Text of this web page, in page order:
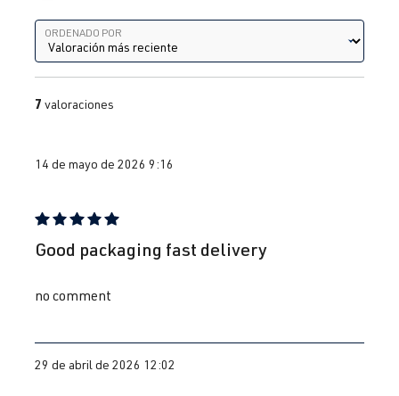
Ordenado por
ORDENADO POR
7 valoraciones
14 de mayo de 2026 9:16
Reseña con calificación de 5 de 5 estrellas
Good packaging fast delivery
no comment
29 de abril de 2026 12:02